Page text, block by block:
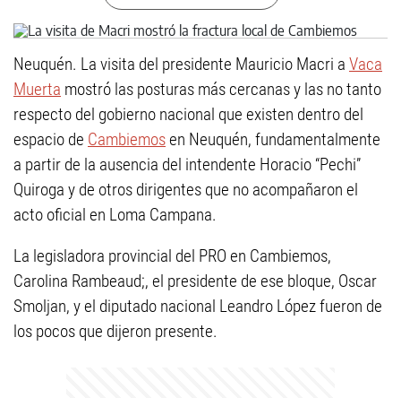
Neuquén. La visita del presidente Mauricio Macri a Vaca
Muerta mostró las posturas más cercanas y las no tanto
respecto del gobierno nacional que existen dentro del
espacio de Cambiemosen Neuquén, fundamentalmente
a partir de la ausencia del intendente Horacio “Pechi”
Quiroga y de otros dirigentes que no acompañaron el
acto oficial en Loma Campana.
La legisladora provincial del PRO en Cambiemos,
Carolina Rambeaud;, el presidente de ese bloque, Oscar
Smoljan, y el diputado nacional Leandro López fueron de
los pocos que dijeron presente.